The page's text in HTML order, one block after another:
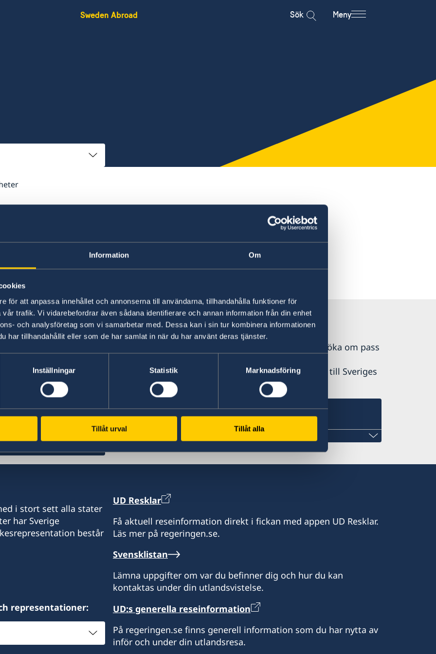
Information Om
för att anpassa innehållet och annonserna till användarna, tillhandahålla funktioner för
trafik. Vi vidarebefordrar även sådana identifierare och annan information från din enhet
och analysföretag som vi samarbetar med. Dessa kan i sin tur kombinera informationen
har tillhandahållit eller som de har samlat in när du har använt deras tjänster.
Inställningar Statistik Marknadsföring
Tillåt urval Tillåt alla
Sweden Abroad Sök Meny
möjligheter att hjälpa svenska medborgare. Det är inte möjligt att ansöka om pass
ärenden (pass, ID-kort, folkbokföring m.m.) i första hand ska vända dig till Sveriges
Svenska konsulat
Telefon konsulatet:
E-mail assistent:
E-mail honorärkonsul:
yescalona@visserpharma.com
Adress:
Italiëstraat 24
Honorärkonsul: Yvonne H.M. Escalona
i stort sett alla stater
har Sverige
består
representationer:
UD Resklar
Få aktuell reseinformation direkt i fickan med appen UD Resklar.
Läs mer på regeringen.se.
Svensklistan
Lämna uppgifter om var du befinner dig och hur du kan
kontaktas under din utlandsvistelse.
UD:s generella reseinformation
På regeringen.se finns generell information som du har nytta av
inför och under din utlandsresa.